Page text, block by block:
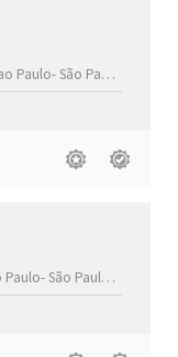
Paulo-São Paulo(SP)
Paulo-São Paulo(SP)